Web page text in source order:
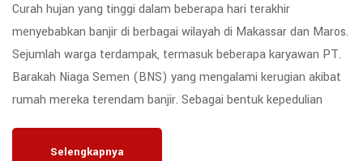
Curah hujan yang tinggi dalam beberapa hari terakhir
menyebabkan banjir di berbagai wilayah di Makassar dan Maros.
Sejumlah warga terdampak, termasuk beberapa karyawan PT.
Barakah Niaga Semen (BNS) yang mengalami kerugian akibat
rumah mereka terendam banjir. Sebagai bentuk kepedulian
Selengkapnya